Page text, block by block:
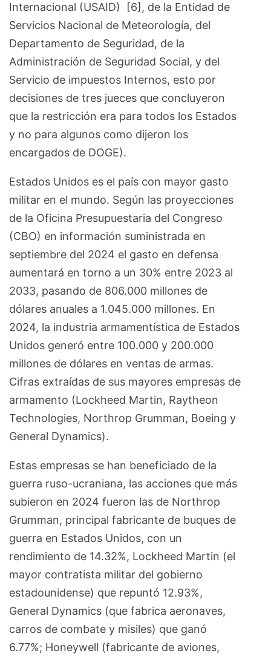
Internacional (USAID) [6], de la Entidad de
Servicios Nacional de Meteorología, del
Departamento de Seguridad, de la
Administración de Seguridad Social, y del
Servicio de impuestos Internos, esto por
decisiones de tres jueces que concluyeron
que la restricción era para todos los Estados
y no para algunos como dijeron los
encargados de DOGE).
Estados Unidos es el país con mayor gasto
militar en el mundo. Según las proyecciones
de la Oficina Presupuestaria del Congreso
(CBO) en información suministrada en
septiembre del 2024 el gasto en defensa
aumentará en torno a un 30% entre 2023 al
2033, pasando de 806.000 millones de
dólares anuales a 1.045.000 millones. En
2024, la industria armamentística de Estados
Unidos generó entre 100.000 y 200.000
millones de dólares en ventas de armas.
Cifras extraídas de sus mayores empresas de
armamento (Lockheed Martin, Raytheon
Technologies, Northrop Grumman, Boeing y
General Dynamics).
Estas empresas se han beneficiado de la
guerra ruso-ucraniana, las acciones que más
subieron en 2024 fueron las de Northrop
Grumman, principal fabricante de buques de
guerra en Estados Unidos, con un
rendimiento de 14.32%, Lockheed Martin (el
mayor contratista militar del gobierno
estadounidense) que repuntó 12.93%,
General Dynamics (que fabrica aeronaves,
carros de combate y misiles) que ganó
6.77%; Honeywell (fabricante de aviones,